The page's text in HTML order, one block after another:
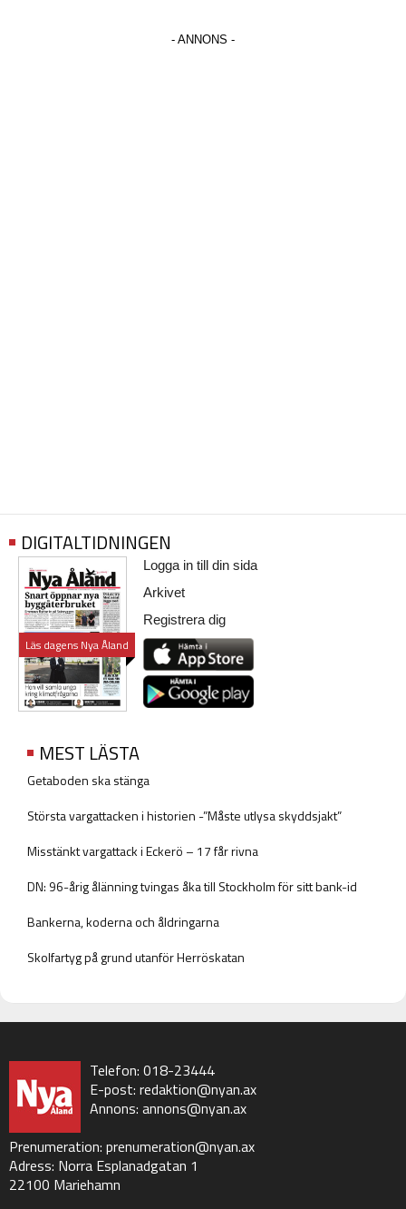
DIGITALTIDNINGEN
Läs dagens Nya Åland
Logga in till din sida
Arkivet
Registrera dig
MEST LÄSTA
Getaboden ska stänga
Största vargattacken i historien -”Måste utlysa skyddsjakt”
Misstänkt vargattack i Eckerö – 17 får rivna
DN: 96-årig ålänning tvingas åka till Stockholm för sitt bank-id
Bankerna, koderna och åldringarna
Skolfartyg på grund utanför Herröskatan
Telefon: 018-23444
E-post: redaktion@nyan.ax
Annons: annons@nyan.ax
Prenumeration: prenumeration@nyan.ax
Adress: Norra Esplanadgatan 1
22100 Mariehamn